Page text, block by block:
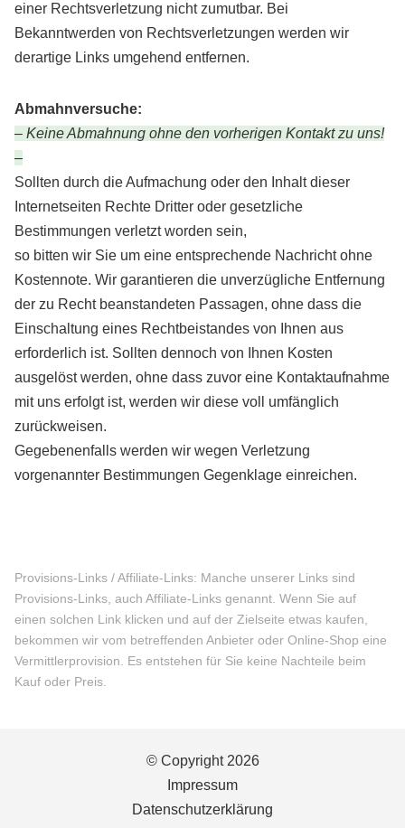
einer Rechtsverletzung nicht zumutbar. Bei
Bekanntwerden von Rechtsverletzungen werden wir
derartige Links umgehend entfernen.
Abmahnversuche:
– Keine Abmahnung ohne den vorherigen Kontakt zu uns!
–
Sollten durch die Aufmachung oder den Inhalt dieser
Internetseiten Rechte Dritter oder gesetzliche
Bestimmungen verletzt worden sein,
so bitten wir Sie um eine entsprechende Nachricht ohne
Kostennote. Wir garantieren die unverzügliche Entfernung
der zu Recht beanstandeten Passagen, ohne dass die
Einschaltung eines Rechtbeistandes von Ihnen aus
erforderlich ist. Sollten dennoch von Ihnen Kosten
ausgelöst werden, ohne dass zuvor eine Kontaktaufnahme
mit uns erfolgt ist, werden wir diese voll umfänglich
zurückweisen.
Gegebenenfalls werden wir wegen Verletzung
vorgenannter Bestimmungen Gegenklage einreichen.
Provisions-Links / Affiliate-Links: Manche unserer Links sind
Provisions-Links, auch Affiliate-Links genannt. Wenn Sie auf
einen solchen Link klicken und auf der Zielseite etwas kaufen,
bekommen wir vom betreffenden Anbieter oder Online-Shop eine
Vermittlerprovision. Es entstehen für Sie keine Nachteile beim
Kauf oder Preis.
© Copyright 2026
Impressum
Datenschutzerklärung